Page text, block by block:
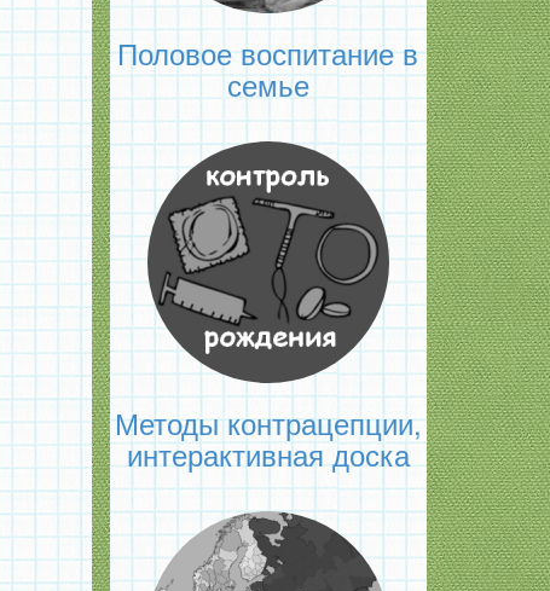
Половое воспитание в
семье
Методы контрацепции,
интерактивная доска